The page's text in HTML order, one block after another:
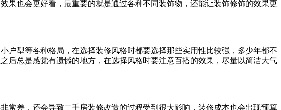
果也会更好看，最重要的就是通过各种不同装饰物，还能让装饰修饰的效果更
户型等各种格局，在选择装修风格时都要选择那些实用性比较强，多少年都不
后总是感觉有遗憾的地方，在选择风格时要注意百搭的效果，尽量以简洁大气
常差，还会导致二手房装修改造的过程受到很大影响，装修成本也会出现预算